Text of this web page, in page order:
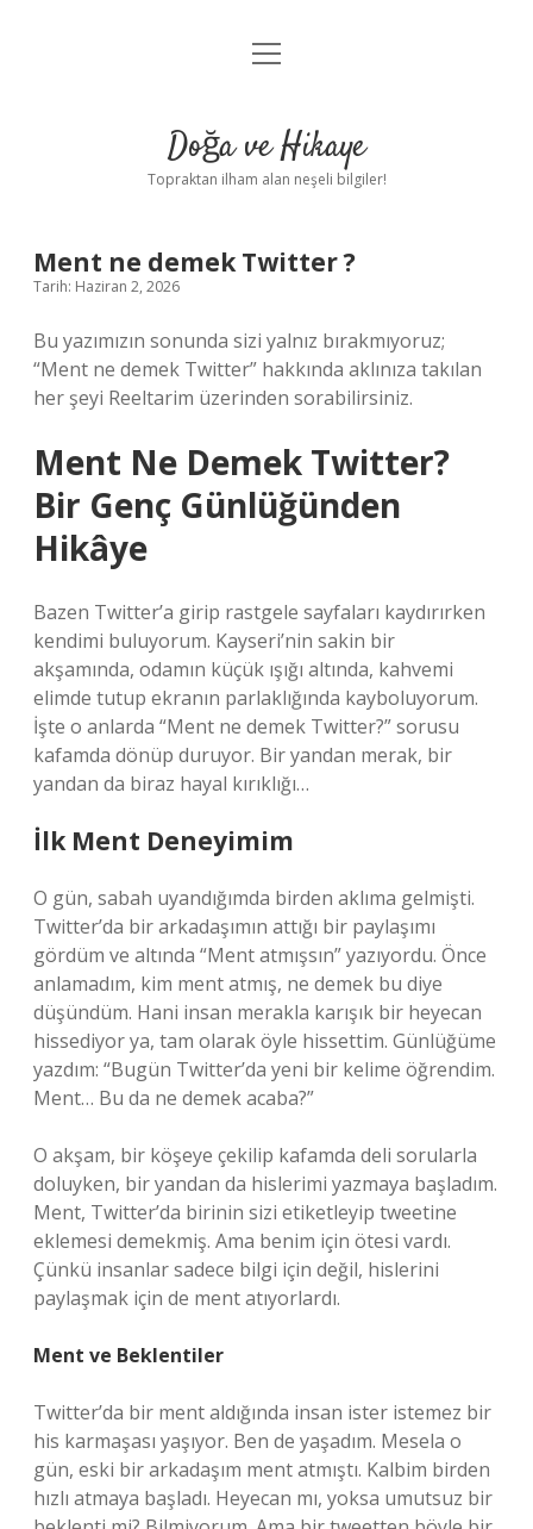
Anasayfa
Yasal Uyarı
menüyü
Doğa ve Hikaye
Topraktan ilham alan neşeli bilgiler!
Ment ne demek Twitter ?
Tarih: Haziran 2, 2026
Bu yazımızın sonunda sizi yalnız bırakmıyoruz;
“Ment ne demek Twitter” hakkında aklınıza takılan
her şeyi Reeltarim üzerinden sorabilirsiniz.
Ment Ne Demek Twitter?
Bir Genç Günlüğünden
Hikâye
Bazen Twitter’a girip rastgele sayfaları kaydırırken
kendimi buluyorum. Kayseri’nin sakin bir
akşamında, odamın küçük ışığı altında, kahvemi
elimde tutup ekranın parlaklığında kayboluyorum.
İşte o anlarda “Ment ne demek Twitter?” sorusu
kafamda dönüp duruyor. Bir yandan merak, bir
yandan da biraz hayal kırıklığı…
İlk Ment Deneyimim
O gün, sabah uyandığımda birden aklıma gelmişti.
Twitter’da bir arkadaşımın attığı bir paylaşımı
gördüm ve altında “Ment atmışsın” yazıyordu. Önce
anlamadım, kim ment atmış, ne demek bu diye
düşündüm. Hani insan merakla karışık bir heyecan
hissediyor ya, tam olarak öyle hissettim. Günlüğüme
yazdım: “Bugün Twitter’da yeni bir kelime öğrendim.
Ment… Bu da ne demek acaba?”
O akşam, bir köşeye çekilip kafamda deli sorularla
doluyken, bir yandan da hislerimi yazmaya başladım.
Ment, Twitter’da birinin sizi etiketleyip tweetine
eklemesi demekmiş. Ama benim için ötesi vardı.
Çünkü insanlar sadece bilgi için değil, hislerini
paylaşmak için de ment atıyorlardı.
Ment ve Beklentiler
Twitter’da bir ment aldığında insan ister istemez bir
his karmaşası yaşıyor. Ben de yaşadım. Mesela o
gün, eski bir arkadaşım ment atmıştı. Kalbim birden
hızlı atmaya başladı. Heyecan mı, yoksa umutsuz bir